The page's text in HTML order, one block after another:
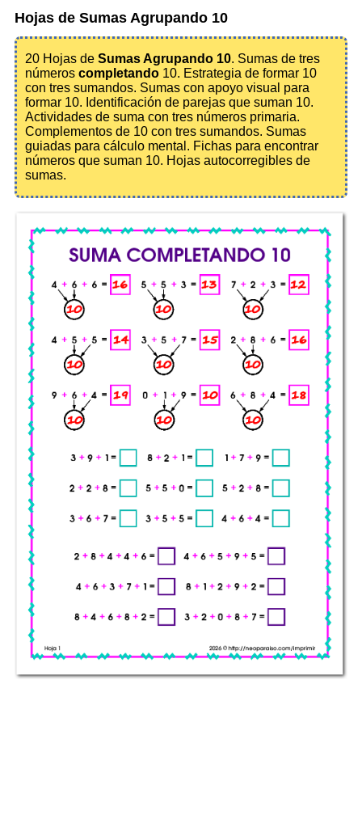
Hojas de Sumas Agrupando 10
20 Hojas de Sumas Agrupando 10. Sumas de tres
números completando 10. Estrategia de formar 10
con tres sumandos. Sumas con apoyo visual para
formar 10. Identificación de parejas que suman 10.
Actividades de suma con tres números primaria.
Complementos de 10 con tres sumandos. Sumas
guiadas para cálculo mental. Fichas para encontrar
números que suman 10. Hojas autocorregibles de
sumas.